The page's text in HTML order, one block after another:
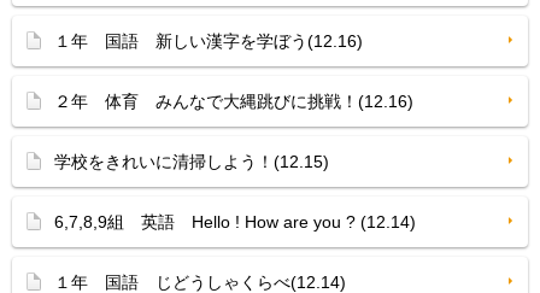
１年 国語 新しい漢字を学ぼう(12.16)
２年 体育 みんなで大縄跳びに挑戦！(12.16)
学校をきれいに清掃しよう！(12.15)
6,7,8,9組 英語 Hello ! How are you ? (12.14)
１年 国語 じどうしゃくらべ(12.14)